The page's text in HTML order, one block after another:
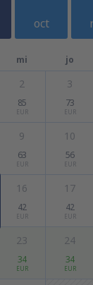
oct
mi jo
2
85
EUR
3
73
EUR
9
63
EUR
10
56
EUR
16
42
EUR
17
42
EUR
23
34
EUR
24
34
EUR